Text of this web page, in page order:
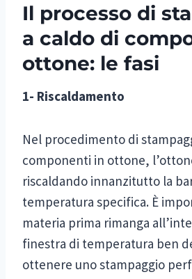
Il processo di
a caldo di
ottone: le fasi
1- Riscaldamento
Nel procedimento di
componenti in ottone,
riscaldando innanzitutto la
temperatura specifica. È
materia prima rimanga
finestra di temperatura ben
ottenere uno stampaggio